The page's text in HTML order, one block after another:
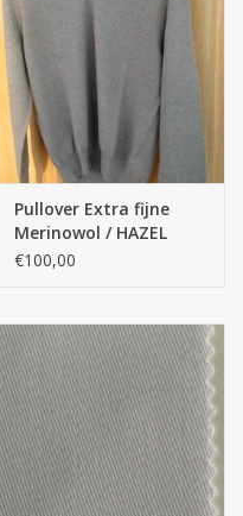
Pullover Extra fijne
Merinowol / HAZEL
€100,00